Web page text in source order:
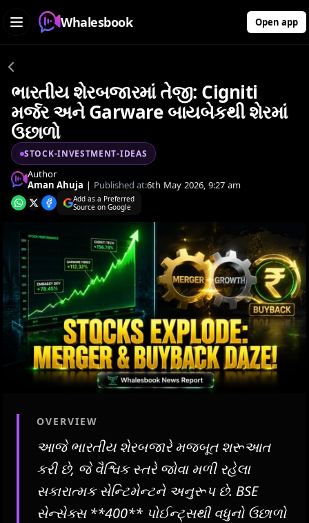
Whalesbook Open app
ભારતીય શેરબજારમાં તેજી: Cigniti
મર્જર અને Garware બાયબેકથી શેરમાં
ઉછાળો
STOCK-INVESTMENT-IDEAS
Author
Aman Ahuja | Published at:6th May 2026, 9:27 am
Add as a Preferred
Source on Google
OVERVIEW
આજે ભારતીય શેરબજારે મજબૂત શરૂઆત
કરી છે, જે વૈશ્વિક સ્તરે જોવા મળી રહેલા
સકારાત્મક સેન્ટિમેન્ટને અનુરૂપ છે. BSE
સેન્સેક્સ **400** પોઈન્ટ્સથી વધુનો ઉછાળો